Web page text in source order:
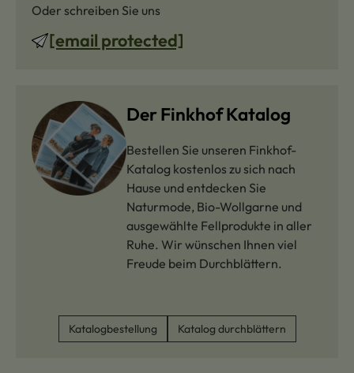
Oder schreiben Sie uns
[email protected]
Der Finkhof Katalog
Bestellen Sie unseren Finkhof-
Katalog kostenlos zu sich nach
Hause und entdecken Sie
Naturmode, Bio-Wollgarne und
ausgewählte Fellprodukte in aller
Ruhe. Wir wünschen Ihnen viel
Freude beim Durchblättern.
Katalogbestellung Katalog durchblättern